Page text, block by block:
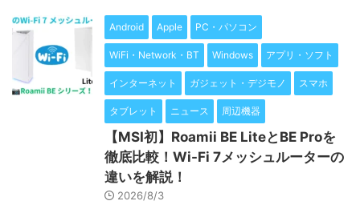
Android Apple PC・パソコン
WiFi・Network・BT Windows アプリ・ソフト
インターネット ガジェット・デジモノ スマホ
タブレット ニュース 周辺機器
【MSI初】Roamii BE LiteとBE Proを
徹底比較！Wi-Fi 7メッシュルーターの
違いを解説！
2026/8/3